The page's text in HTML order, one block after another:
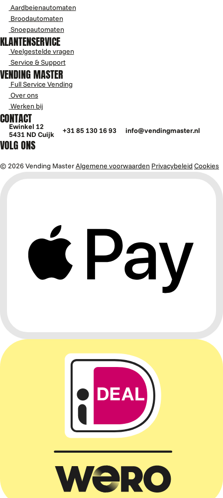
Aardbeienautomaten
Broodautomaten
Snoepautomaten
KLANTENSERVICE
Veelgestelde vragen
Service & Support
VENDING MASTER
Full Service Vending
Over ons
Werken bij
CONTACT
Ewinkel 12
5431 ND Cuijk
+31 85 130 16 93 info@vendingmaster.nl
VOLG ONS
© 2026 Vending MasterAlgemene voorwaarden Privacybeleid Cookies